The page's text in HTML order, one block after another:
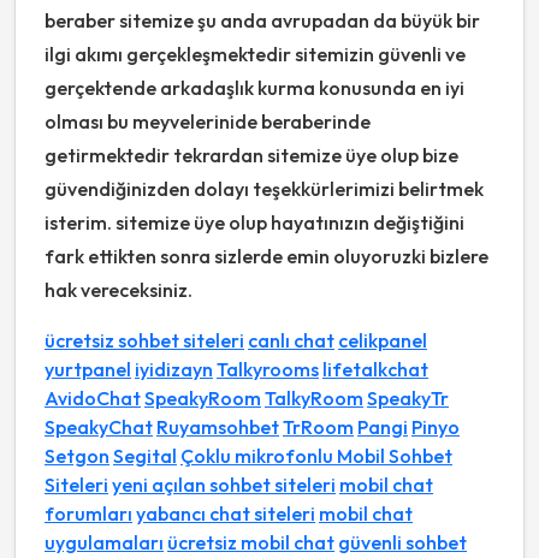
beraber sitemize şu anda avrupadan da büyük bir
ilgi akımı gerçekleşmektedir sitemizin güvenli ve
gerçektende arkadaşlık kurma konusunda en iyi
olması bu meyvelerinide beraberinde
getirmektedir tekrardan sitemize üye olup bize
güvendiğinizden dolayı teşekkürlerimizi belirtmek
isterim. sitemize üye olup hayatınızın değiştiğini
fark ettikten sonra sizlerde emin oluyoruzki bizlere
hak vereceksiniz.
ücretsiz sohbet siteleri canlı chat celikpanel
yurtpanel iyidizayn Talkyrooms lifetalkchat
AvidoChatSpeakyRoom TalkyRoom SpeakyTr
SpeakyChat RuyamsohbetTrRoom Pangi Pinyo
Setgon Segital Çoklu mikrofonlu Mobil Sohbet
Siteleri yeni açılan sohbet siteleri mobil chat
forumları yabancı chat siteleri mobil chat
uygulamaları ücretsiz mobil chat güvenli sohbet